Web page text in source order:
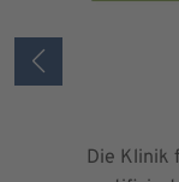
Die Klinik